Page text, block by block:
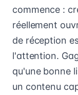
commence :
réellement
de réception
l'attention.
qu'une bonne
un contenu